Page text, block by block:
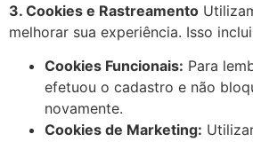
3. Cookies e Rastreamento
melhorar sua experiência. Isso
Cookies Funcionais: Para
efetuou o cadastro e não
novamente.
Cookies de Marketing: